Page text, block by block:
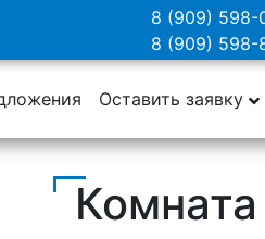
8 (909) 598-
8 (909) 598-
Оставить заявку